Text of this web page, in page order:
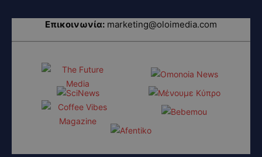
Επικοινωνία: marketing@oloimedia.com